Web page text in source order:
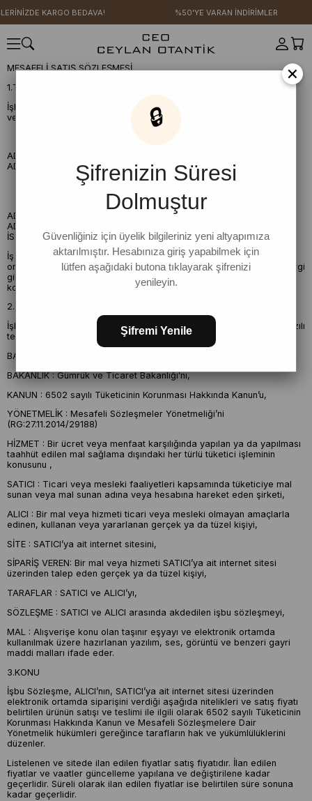
KARGO BEDAVA! %50'YE VARAN İNDİRİMLER
MESAFELİ SATIŞ SÖZLEŞMESİ
1.TARAFLAR
İşbu Sözleşme aşağıdaki taraflar arasında aşağıda belirtilen hüküm
ve şartlar çerçevesinde imzalanmıştır.
AD- SOYAD:
ADRES:
‘SATICI’ ; (sözleşmede bundan sonra "SATICI" olarak
AD- SOYAD: RECEP CEYLAN CEYLAN OTANTİK
ADRES: MERKEZ MAH. MADALYON SOK. NO: 27 GAZİOSMANPAŞA/
İSTANBUL
İş bu sözleşmeyi kabul etmekle ALICI, sözleşme konusu siparişi
onayladığı takdirde sipariş konusu bedeli ve varsa kargo ücreti, vergi
gibi belirtilen ek ücretleri ödeme yükümlülüğü altına gireceğini ve bu
konuda bilgilendirildiğini peşinen kabul eder.
2.TANIMLAR
İşbu sözleşmenin uygulanmasında ve yorumlanmasında aşağıda yazılı
terimler karşılarındaki yazılı açıklamaları ifade edeceklerdir.
BAKAN : Gümrük ve Ticaret Bakanı’nı,
BAKANLIK : Gümrük ve Ticaret Bakanlığı’nı,
KANUN : 6502 sayılı Tüketicinin Korunması Hakkında Kanun’u,
YÖNETMELİK : Mesafeli Sözleşmeler Yönetmeliği’ni
(RG:27.11.2014/29188)
HİZMET : Bir ücret veya menfaat karşılığında yapılan ya da yapılması
taahhüt edilen mal sağlama dışındaki her türlü tüketici işleminin
konusunu ,
SATICI : Ticari veya mesleki faaliyetleri kapsamında tüketiciye mal
sunan veya mal sunan adına veya hesabına hareket eden şirketi,
ALICI : Bir mal veya hizmeti ticari veya mesleki olmayan amaçlarla
edinen, kullanan veya yararlanan gerçek ya da tüzel kişiyi,
SİTE : SATICI’ya ait internet sitesini,
SİPARİŞ VEREN: Bir mal veya hizmeti SATICI’ya ait internet sitesi
üzerinden talep eden gerçek ya da tüzel kişiyi,
TARAFLAR : SATICI ve ALICI’yı,
SÖZLEŞME : SATICI ve ALICI arasında akdedilen işbu sözleşmeyi,
MAL : Alışverişe konu olan taşınır eşyayı ve elektronik ortamda
kullanılmak üzere hazırlanan yazılım, ses, görüntü ve benzeri gayri
maddi malları ifade eder.
3.KONU
İşbu Sözleşme, ALICI’nın, SATICI’ya ait internet sitesi üzerinden
elektronik ortamda siparişini verdiği aşağıda nitelikleri ve satış fiyatı
belirtilen ürünün satışı ve teslimi ile ilgili olarak 6502 sayılı Tüketicinin
Korunması Hakkında Kanun ve Mesafeli Sözleşmelere Dair
Yönetmelik hükümleri gereğince tarafların hak ve yükümlülüklerini
düzenler.
Listelenen ve sitede ilan edilen fiyatlar satış fiyatıdır. İlan edilen
fiyatlar ve vaatler güncelleme yapılana ve değiştirilene kadar
geçerlidir. Süreli olarak ilan edilen fiyatlar ise belirtilen süre sonuna
kadar geçerlidir.
×
🔒
Şifrenizin Süresi
Dolmuştur
Güvenliğiniz için üyelik bilgileriniz yeni altyapımıza
aktarılmıştır. Hesabınıza giriş yapabilmek için
lütfen aşağıdaki butona tıklayarak şifrenizi
yenileyin.
Şifremi Yenile